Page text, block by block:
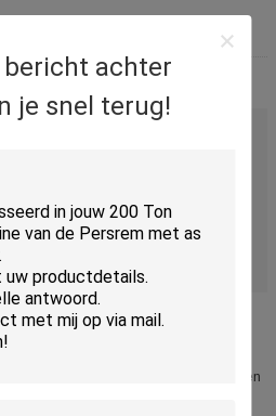
bericht achter
je snel terug!
draaien van de tankbekleding
voor het maken van
van niet meer dan 10 kW
persremmachine
pers voor het vormen van
het algemeen gevormd door gebruik te
pers met een hydraulische pad voor
grote koppen worden gevormd door
vier kolom hydraulische pers met een
gereedschappen worden
van de gebruiker;